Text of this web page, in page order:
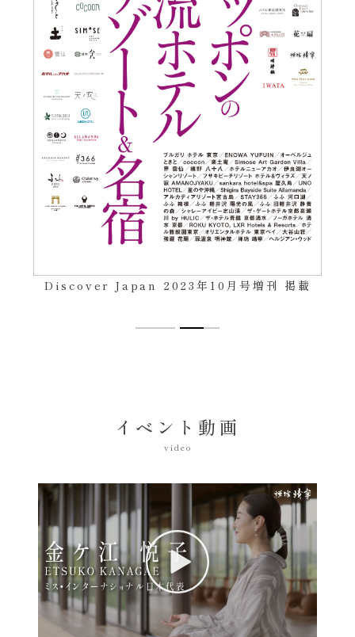
月刊生活 LIFETIMEMAGAZINE
Discover Japan 2023年10月号増刊 掲載
イベント動画
video